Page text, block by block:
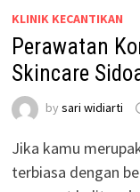
KLINIK KECANTIKAN
Perawatan
Skincare
by sari widiarti
Jika kamu
terbiasa dengan